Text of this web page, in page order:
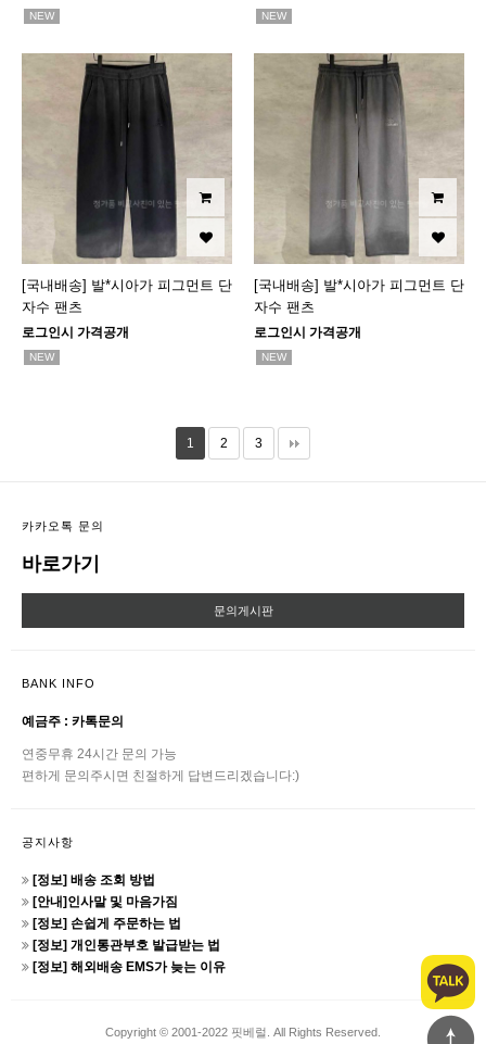
NEW NEW
[국내배송] 발*시아가 피그먼트 단
자수 팬츠
로그인시 가격공개
NEW
[국내배송] 발*시아가 피그먼트 단
자수 팬츠
로그인시 가격공개
NEW
1 2 3
카카오톡 문의
바로가기
문의게시판
BANK INFO
예금주 : 카톡문의
연중무휴 24시간 문의 가능
편하게 문의주시면 친절하게 답변드리겠습니다:)
공지사항
[정보] 배송 조회 방법
[안내]인사말 및 마음가짐
[정보] 손쉽게 주문하는 법
[정보] 개인통관부호 발급받는 법
[정보] 해외배송 EMS가 늦는 이유
Copyright © 2001-2022 핏베럴. All Rights Reserved.